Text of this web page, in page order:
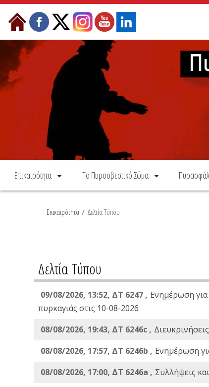
Skip to Content
Επικαιρότητα Το Πυροσβεστικό Σώμα
Επικαιρότητα / Δελτία Τύπου
Δελτία Τύπου
09/08/2026, 13:52, ΔΤ 6247 , Ενημέρωση
πυρκαγιάς στις 10-08-2026
08/08/2026, 19:43, ΔT 6246c ,
08/08/2026, 17:57, ΔΤ 6246b , Ενημέρωση
08/08/2026, 17:00, ΔΤ 6246a , Συλλήψεις